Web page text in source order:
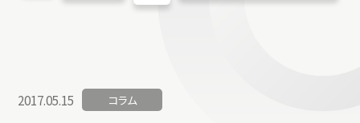
2017.05.15 コラム